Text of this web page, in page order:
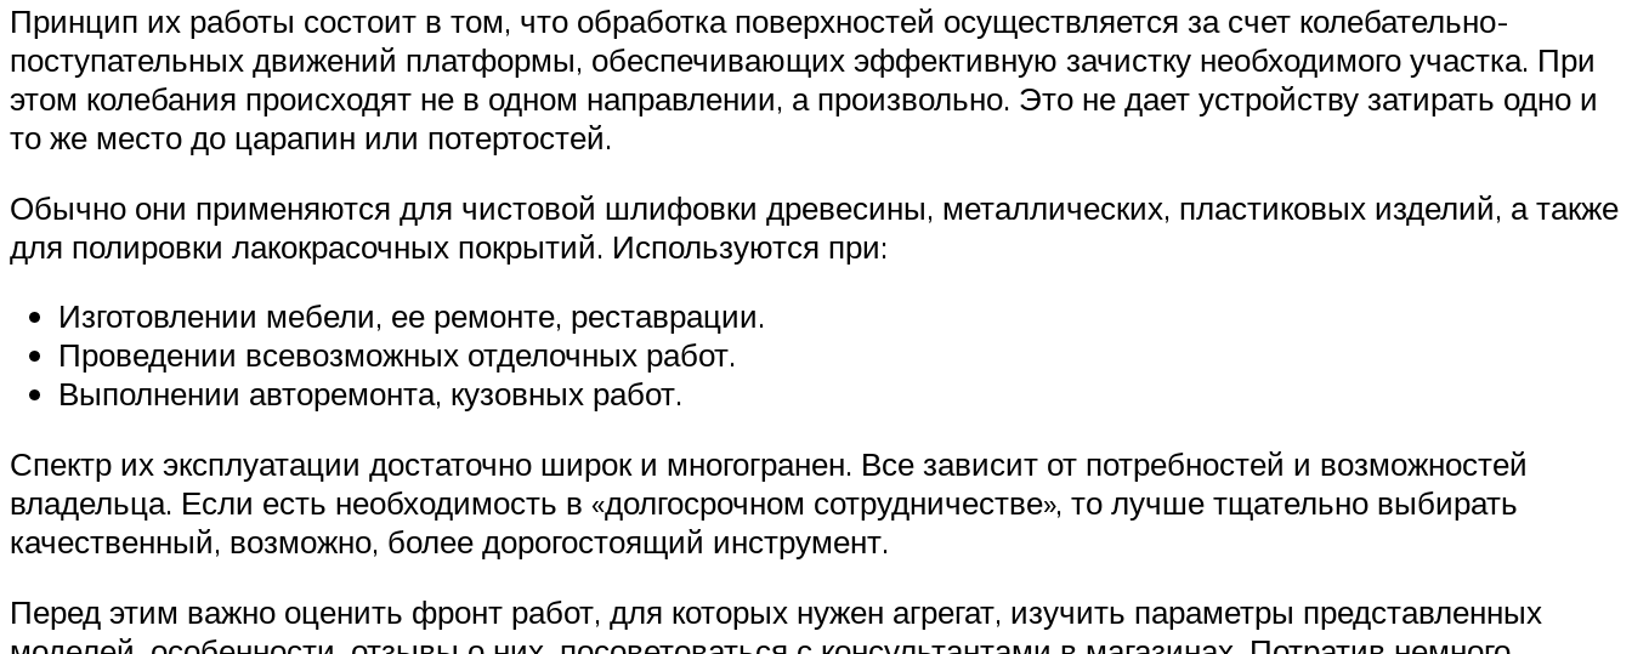
Принцип их работы состоит в том, что обработка поверхностей осуществляется за счет колебательно-
поступательных движений платформы, обеспечивающих эффективную зачистку необходимого участка. При
этом колебания происходят не в одном направлении, а произвольно. Это не дает устройству затирать одно и
то же место до царапин или потертостей.
Обычно они применяются для чистовой шлифовки древесины, металлических, пластиковых изделий, а также
для полировки лакокрасочных покрытий. Используются при:
Изготовлении мебели, ее ремонте, реставрации.
Проведении всевозможных отделочных работ.
Выполнении авторемонта, кузовных работ.
Спектр их эксплуатации достаточно широк и многогранен. Все зависит от потребностей и возможностей
владельца. Если есть необходимость в «долгосрочном сотрудничестве», то лучше тщательно выбирать
качественный, возможно, более дорогостоящий инструмент.
Перед этим важно оценить фронт работ, для которых нужен агрегат, изучить параметры представленных